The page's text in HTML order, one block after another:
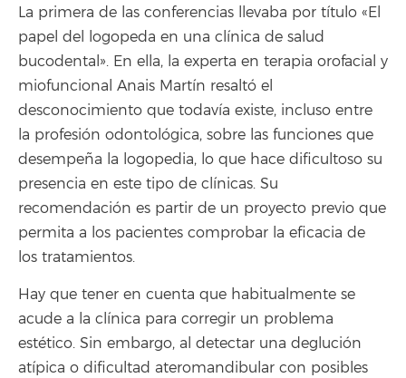
La primera de las conferencias llevaba por título «El
papel del logopeda en una clínica de salud
bucodental». En ella, la experta en terapia orofacial y
miofuncional Anais Martín resaltó el
desconocimiento que todavía existe, incluso entre
la profesión odontológica, sobre las funciones que
desempeña la logopedia, lo que hace dificultoso su
presencia en este tipo de clínicas. Su
recomendación es partir de un proyecto previo que
permita a los pacientes comprobar la eficacia de
los tratamientos.
Hay que tener en cuenta que habitualmente se
acude a la clínica para corregir un problema
estético. Sin embargo, al detectar una deglución
atípica o dificultad ateromandibular con posibles